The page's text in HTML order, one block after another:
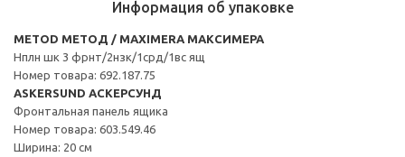
Информация об упаковке
METOD МЕТОД / MAXIMERA МАКСИМЕРА
Нплн шк 3 фрнт/2нзк/1срд/1вс ящ
Номер товара: 692.187.75
ASKERSUND АСКЕРСУНД
Фронтальная панель ящика
Номер товара: 603.549.46
Ширина: 20 см